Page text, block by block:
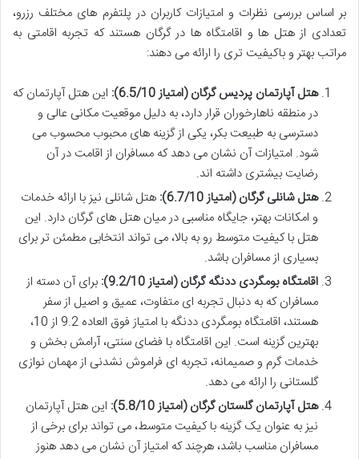
بر اساس بررسی نظرات و امتیازات کاربران در پلتفرم های مختلف رزرو،
تعدادی از هتل ها و اقامتگاه ها در گرگان هستند که تجربه اقامتی به
مراتب بهتر و باکیفیت تری را ارائه می دهند:
هتل آپارتمان پردیس گرگان (امتیاز 6.5/10):
این هتل آپارتمان که
در منطقه ناهارخوران قرار دارد، به دلیل موقعیت مکانی عالی و
دسترسی به طبیعت بکر، یکی از گزینه های محبوب محسوب می
شود. امتیازات آن نشان می دهد که مسافران از اقامت در آن
رضایت بیشتری داشته اند.
هتل شانلی گرگان (امتیاز 6.7/10):
هتل شانلی نیز با ارائه خدمات
و امکانات بهتر، جایگاه مناسبی در میان هتل های گرگان دارد. این
هتل با کیفیت متوسط رو به بالا، می تواند انتخابی مطمئن تر برای
بسیاری از مسافران باشد.
اقامتگاه بومگردی ددنگه گرگان (امتیاز 9.2/10):
برای آن دسته از
مسافران که به دنبال تجربه ای متفاوت، عمیق و اصیل از سفر
هستند، اقامتگاه بومگردی ددنگه با امتیاز فوق العاده 9.2 از 10،
بهترین گزینه است. این اقامتگاه با فضای سنتی، آرامش بخش و
خدمات گرم و صمیمانه، تجربه ای فراموش نشدنی از مهمان نوازی
گلستانی را ارائه می دهد.
هتل آپارتمان گلستان گرگان (امتیاز 5.8/10):
این هتل آپارتمان
نیز به عنوان یک گزینه با کیفیت متوسط، می تواند برای برخی از
مسافران مناسب باشد، هرچند که امتیاز آن نشان می دهد هنوز